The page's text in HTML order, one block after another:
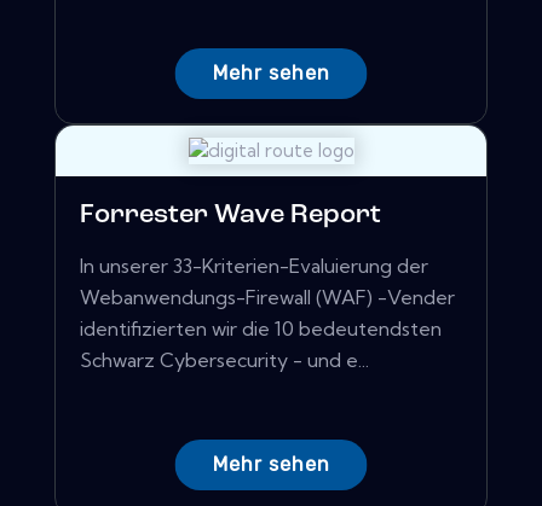
Mehr sehen
Forrester Wave Report
In unserer 33-Kriterien-Evaluierung der
Webanwendungs-Firewall (WAF) -Vender
identifizierten wir die 10 bedeutendsten
Schwarz Cybersecurity - und e...
Mehr sehen